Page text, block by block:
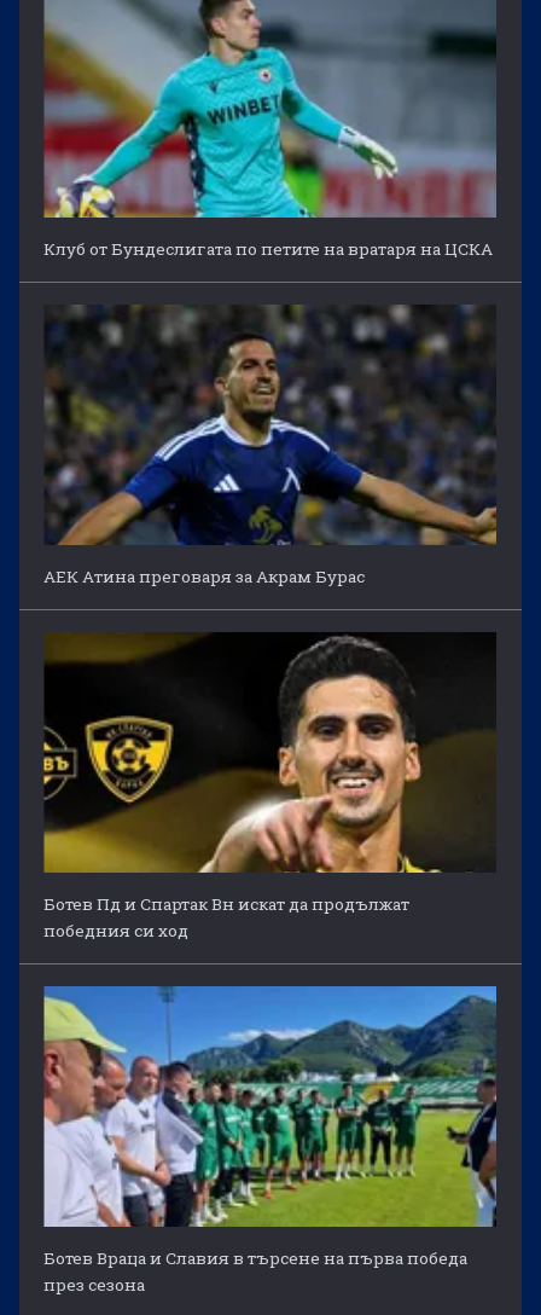
Клуб от Бундеслигата по петите на вратаря на ЦСКА
АЕК Атина преговаря за Акрам Бурас
Ботев Пд и Спартак Вн искат да продължат
победния си ход
Ботев Враца и Славия в търсене на първа победа
през сезона